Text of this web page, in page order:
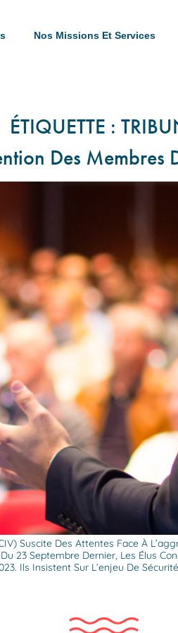
Nos Missions Et Services
ÉTIQUETTE :
Des Membres
Suscite Des Attentes Face À
23 Septembre Dernier, Les Élus
Ils Insistent Sur L’enjeu De